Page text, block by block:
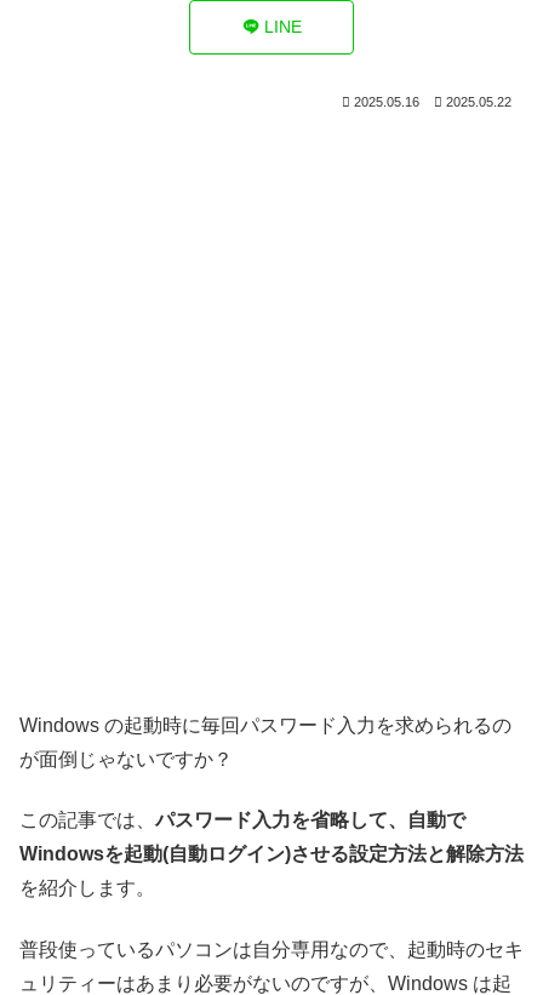
LINE
2025.05.16 2025.05.22
Windows の起動時に毎回パスワード入力を求められるの
が面倒じゃないですか？
この記事では、パスワード入力を省略して、自動で
Windowsを起動(自動ログイン)させる設定方法と解除方法
を紹介します。
普段使っているパソコンは自分専用なので、起動時のセキ
ュリティーはあまり必要がないのですが、Windows は起